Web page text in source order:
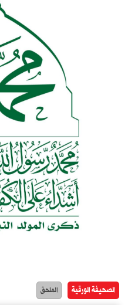
الصحيفة الورقية الملحق